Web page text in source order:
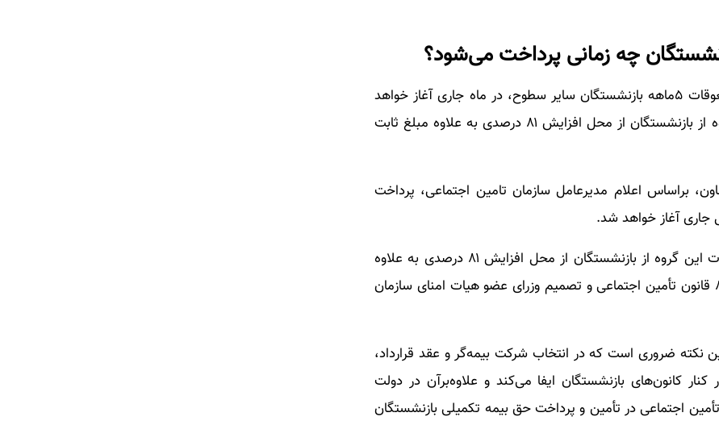
وزارت تعاون، کار و رفاه اجتماعی اعلام کرد: پرداخت معوقات ۵ماهه بازنشستگان سایر سطوح، در ماه جاری آغاز خواهد
شد و تا قبل از پایان سال جاری، کلیه معوقات این گروه از بازنشستگان از محل افزایش ۸۱ درصدی به علاوه مبلغ ثابت
براساس اعلام مدیرعامل سازمان تامین اجتماعی، پرداخت
بر این اساس و تا قبل از پایان سال جاری، کلیه معوقات این گروه از بازنشستگان از محل افزایش ۸۱ درصدی به علاوه
مبلغ ثابت ۵۸۵ هزار تومان (حسب مفاد مواد ۶۹ و ۸۸۸ قانون تأمین اجتماعی و تصمیم وزرای عضو هیات امنای سازمان
نکته ضروری است که در انتخاب شرکت بیمه‌گر و عقد قرارداد،
کانون‌های بازنشستگان ایفا می‌کند و علاوه‌برآن در دولت
اجتماعی در تأمین و پرداخت حق بیمه تکمیلی بازنشستگان